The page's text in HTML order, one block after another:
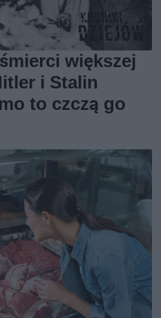
większej
i Stalin
to czczą go